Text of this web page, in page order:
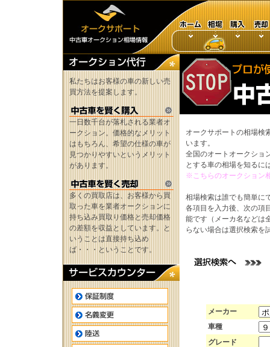
私たちはお客様の車の新しい売
買方法を提案します。
一日数千台が落札される業者オ
ークション。価格的なメリット
はもちろん、希望の仕様の車が
見つかりやすいというメリット
があります。
多くの買取店は、お客様から買
取った車を業者オークションに
持ち込み買取り価格と売却価格
の差額を収益としています。と
いうことは直接持ち込め
ば・・・ということです。
オークサポートの相場検
います。
全国のオートオークショ
とする車の相場を知るに
※こちらのオークション
相場検索は誰でも簡単に
各項目を入力後、次の項
能です（メーカ名などは
らない場合は選択検索を
メーカー
車種
グレード